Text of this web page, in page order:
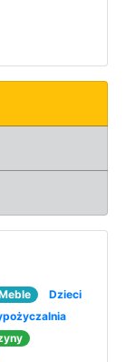
Dzieci